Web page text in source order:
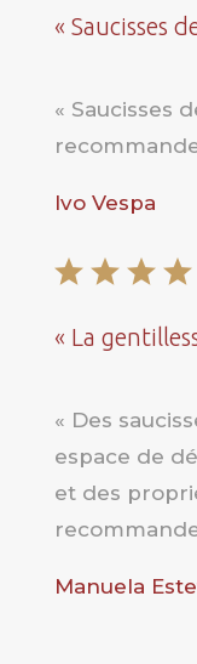
« Saucisses
« Saucisses
Ivo Vespa
« La
« Des
espace de
et des
Manuela